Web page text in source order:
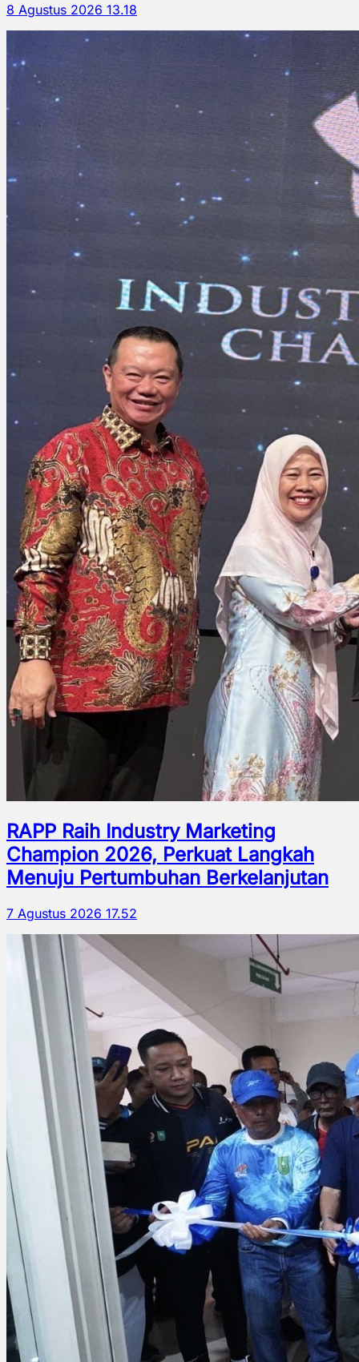
8 Agustus 2026 13.18
RAPP Raih Industry Marketing
Champion 2026, Perkuat Langkah
Menuju Pertumbuhan Berkelanjutan
7 Agustus 2026 17.52